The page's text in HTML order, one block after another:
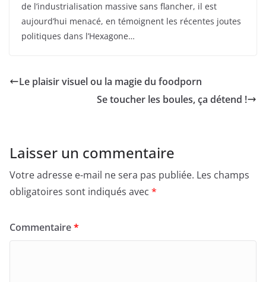
de l’industrialisation massive sans flancher, il est
aujourd’hui menacé, en témoignent les récentes joutes
politiques dans l’Hexagone…
Le plaisir visuel ou la magie du foodporn
Se toucher les boules, ça détend !
Laisser un commentaire
Votre adresse e-mail ne sera pas publiée. Les champs
obligatoires sont indiqués avec *
Commentaire*